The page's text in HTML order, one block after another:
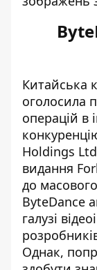
Китайська
оголосила
операцій в
Holdings
видання
до
ByteDance
галузі
Однак,